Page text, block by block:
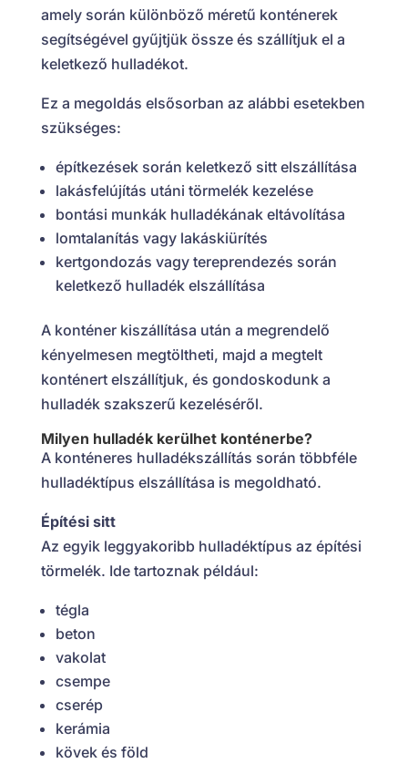
amely során különböző méretű konténerek
segítségével gyűjtjük össze és szállítjuk el a
keletkező hulladékot.
Ez a megoldás elsősorban az alábbi esetekben
szükséges:
építkezések során keletkező sitt elszállítása
lakásfelújítás utáni törmelék kezelése
bontási munkák hulladékának eltávolítása
lomtalanítás vagy lakáskiürítés
kertgondozás vagy tereprendezés során
keletkező hulladék elszállítása
A konténer kiszállítása után a megrendelő
kényelmesen megtöltheti, majd a megtelt
konténert elszállítjuk, és gondoskodunk a
hulladék szakszerű kezeléséről.
Milyen hulladék kerülhet konténerbe?
A konténeres hulladékszállítás során többféle
hulladéktípus elszállítása is megoldható.
Építési sitt
Az egyik leggyakoribb hulladéktípus az építési
törmelék. Ide tartoznak például:
tégla
beton
vakolat
csempe
cserép
kerámia
kövek és föld